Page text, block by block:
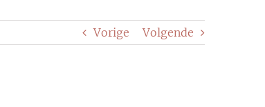
Vorige Volgende